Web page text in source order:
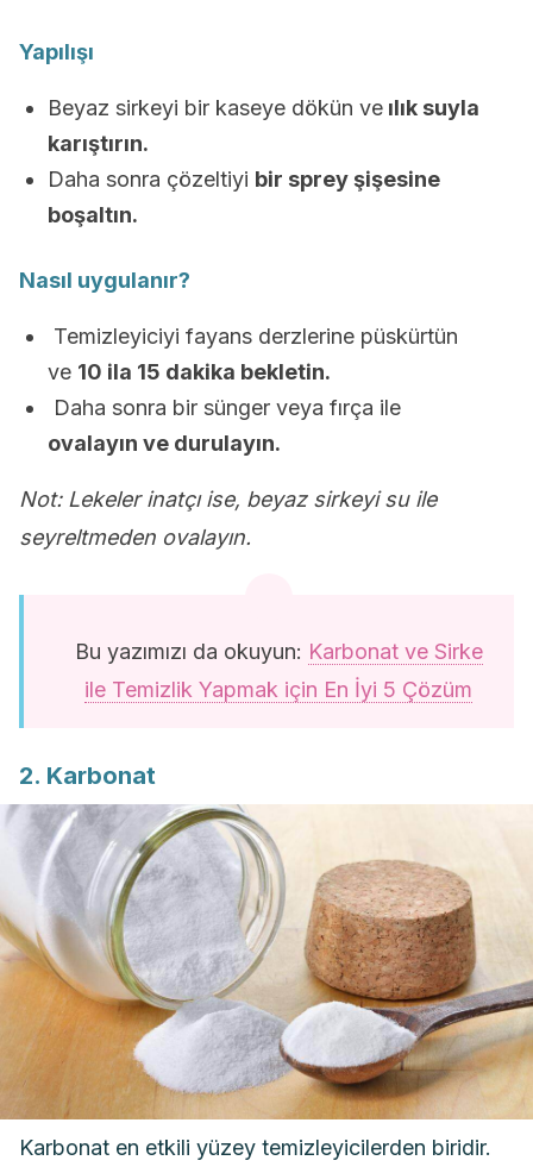
Yapılışı
Beyaz sirkeyi bir kaseye dökün ve ılık suyla
karıştırın.
Daha sonra çözeltiyi bir sprey şişesine
boşaltın.
Nasıl uygulanır?
Temizleyiciyi fayans derzlerine püskürtün
ve 10 ila 15 dakika bekletin.
Daha sonra bir sünger veya fırça ile
ovalayın ve durulayın.
Not: Lekeler inatçı ise, beyaz sirkeyi su ile
seyreltmeden ovalayın.
Bu yazımızı da okuyun: Karbonat ve Sirke
ile Temizlik Yapmak için En İyi 5 Çözüm
2. Karbonat
Karbonat en etkili yüzey temizleyicilerden biridir.